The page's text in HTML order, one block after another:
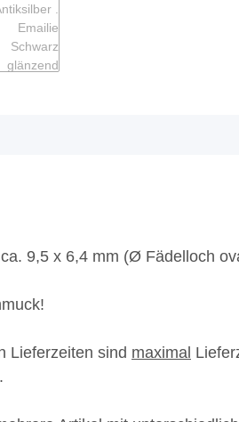
9,5 x 6,4 mm (Ø Fädelloch
Lieferzeiten sind maximal